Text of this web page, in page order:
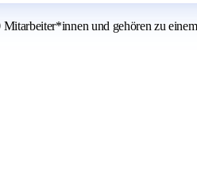
und gehören zu